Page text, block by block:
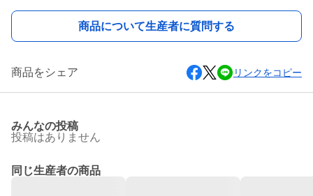
商品について生産者に質問する
商品をシェア リンクをコピー
みんなの投稿
投稿はありません
同じ生産者の商品